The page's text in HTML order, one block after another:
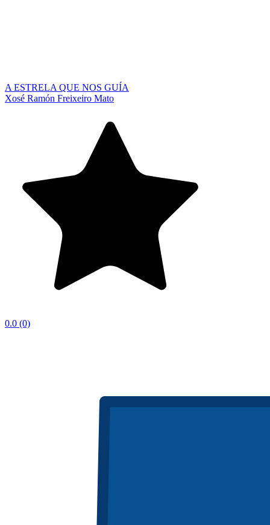
A ESTRELA QUE NOS GUÍA
Xosé Ramón Freixeiro Mato
0.0 (0)